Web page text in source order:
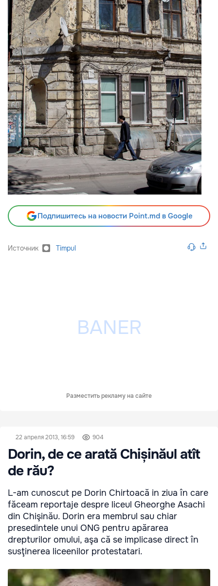
Подпишитесь на новости Point.md в Google
Источник Timpul
Разместить рекламу на сайте
22 апреля 2013, 16:59 904
Dorin, de ce arată Chișinăul atît
de rău?
L-am cunoscut pe Dorin Chirtoacă in ziua în care
făceam reportaje despre liceul Gheorghe Asachi
din Chişinău. Dorin era membrul sau chiar
presedintele unui ONG pentru apărarea
drepturilor omului, aşa că se implicase direct în
susţinerea liceenilor protestatari.